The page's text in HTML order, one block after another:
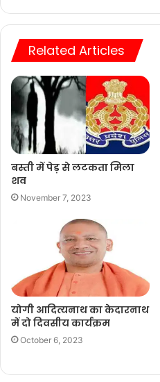
Related Articles
बस्ती में पेड़ से लटकता मिला
शव
November 7, 2023
योगी आदित्यनाथ का केदारनाथ
में दो दिवसीय कार्यक्रम
October 6, 2023